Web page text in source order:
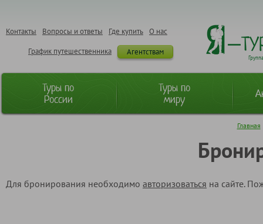
О нас
Где купить
Вопросы и ответы
Контакты
Агентствам
График путешественника
Туры по
России
Туры по
миру
Главная
Для бронирования необходимо авторизоваться на сайте.